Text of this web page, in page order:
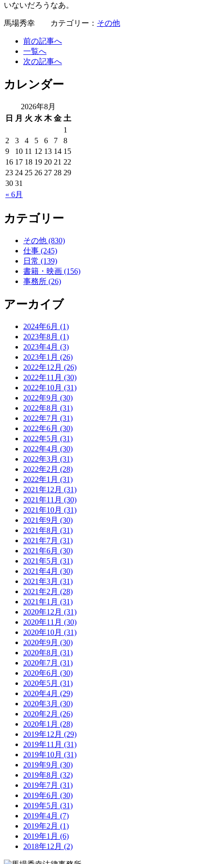
いないだろうなあ。
馬場秀幸 カテゴリー： その他
前の記事へ
一覧へ
次の記事へ
カレンダー
2026年8月
日
月 火 水 木 金 土
« 6月
1
2
3 4 5 6 7
8
9
10 11 12 13 14 15
16 17 18 19 20 21 22
23 24 25 26 27 28 29
30 31
カテゴリー
その他 (830)
仕事 (245)
日常 (139)
書籍・映画 (156)
事務所 (26)
アーカイブ
2024年6月 (1)
2023年8月 (1)
2023年4月 (3)
2023年1月 (26)
2022年12月 (26)
2022年11月 (30)
2022年10月 (31)
2022年9月 (30)
2022年8月 (31)
2022年7月 (31)
2022年6月 (30)
2022年5月 (31)
2022年4月 (30)
2022年3月 (31)
2022年2月 (28)
2022年1月 (31)
2021年12月 (31)
2021年11月 (30)
2021年10月 (31)
2021年9月 (30)
2021年8月 (31)
2021年7月 (31)
2021年6月 (30)
2021年5月 (31)
2021年4月 (30)
2021年3月 (31)
2021年2月 (28)
2021年1月 (31)
2020年12月 (31)
2020年11月 (30)
2020年10月 (31)
2020年9月 (30)
2020年8月 (31)
2020年7月 (31)
2020年6月 (30)
2020年5月 (31)
2020年4月 (29)
2020年3月 (30)
2020年2月 (26)
2020年1月 (28)
2019年12月 (29)
2019年11月 (31)
2019年10月 (31)
2019年9月 (30)
2019年8月 (32)
2019年7月 (31)
2019年6月 (30)
2019年5月 (31)
2019年4月 (7)
2019年2月 (1)
2019年1月 (6)
2018年12月 (2)